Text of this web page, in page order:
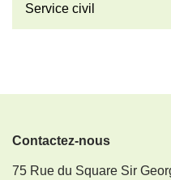
Service civil
Contactez-nous
75 Rue du Square Sir